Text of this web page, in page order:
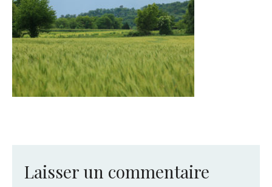
Laisser un commentaire